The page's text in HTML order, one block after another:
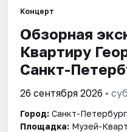
Города
Площадки
Артисты
Рейтинги
Концерт
Обзорная
Квартиру
Санкт-
26 сентября 2026 •
Город: Санкт-Петербург
Площадка: Музей-